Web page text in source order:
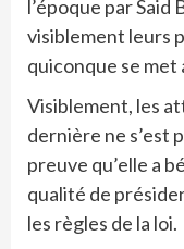
l’époque par
visiblement leurs
quiconque se met
Visiblement, les
dernière ne s’est
preuve qu’elle a
qualité de
les règles de la loi.